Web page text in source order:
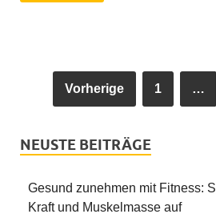
Vorherige 1 …
NEUSTE BEITRÄGE
Gesund zunehmen mit Fitness:
Kraft und Muskelmasse auf